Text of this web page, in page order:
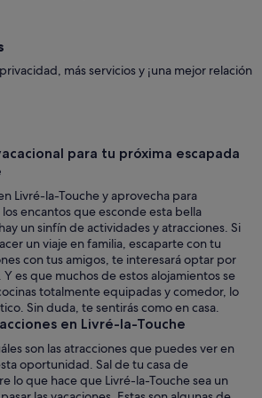
más servicios y ¡una mejor relación
para tu próxima escapada
Livré-la-Touche y aprovecha para
encantos que esconde esta bella
un sinfín de actividades y atracciones. Si
un viaje en familia, escaparte con tu
con tus amigos, te interesará optar por
es que muchos de estos alojamientos se
totalmente equipadas y comedor, lo
Sin duda, te sentirás como en casa.
en Livré-la-Touche
son las atracciones que puedes ver en
oportunidad. Sal de tu casa de
lo que hace que Livré-la-Touche sea un